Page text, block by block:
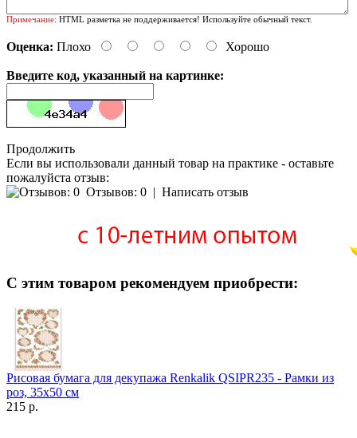
Примечание: HTML разметка не поддерживается! Используйте обычный текст.
Оценка: Плохо Хорошо
Введите код, указанный на картинке:
Продолжить
Если вы использовали данный товар на практике - оставьте
пожалуйста отзыв:
Отзывов: 0 | Написать отзыв
С этим товаром рекомендуем приобрести:
Рисовая бумага для декупажа Renkalik QSIPR235 - Рамки из
роз, 35х50 см
215 р.